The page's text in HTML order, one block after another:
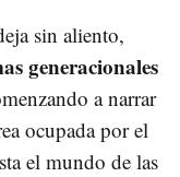
sin aliento,
generacionales
a narrar
ocupada por el
el mundo de las